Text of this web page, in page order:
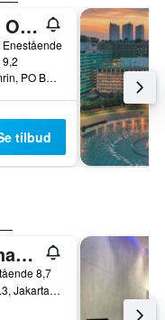
Mandarin Oriental, Jakarta
Enestående
9,2
Jalan M.H. Thamrin, PO Box 3392, Jakarta, Indonesien
tilbud
Artotel Thamrin Jakarta
8,7
Jalan Sunda No.3, Jakarta, Indonesien